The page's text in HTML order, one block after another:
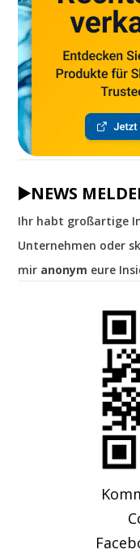
▶️NEWS
Ihr habt großartige
Unternehmen oder
mir anonym eure